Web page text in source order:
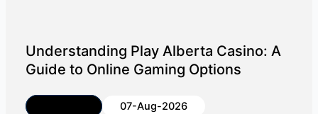
Understanding Play Alberta Casino: A
Guide to Online Gaming Options
07-Aug-2026